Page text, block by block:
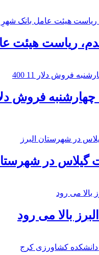
ریاست هیئت
فروش دلار 11
گیلاس در
بالا می رود